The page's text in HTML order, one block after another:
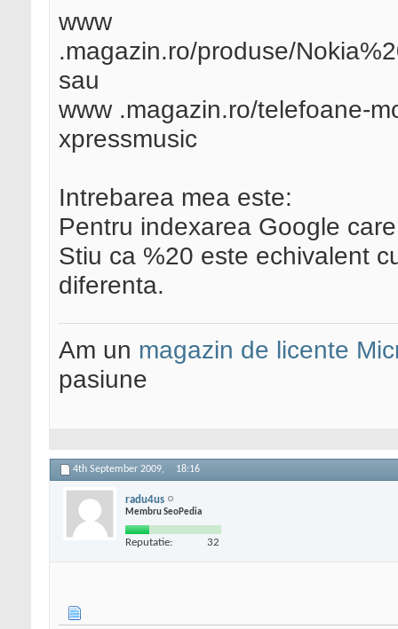
www
.magazin.ro/produse/
sau
www .magazin.ro/telefoane-
xpressmusic
Intrebarea mea este:
Pentru indexarea Google
Stiu ca %20 este echivalent
diferenta.
Am un magazin de licente
pasiune
4th September 2009, 18:16
radu4us
Membru SeoPedia
Reputatie: 32